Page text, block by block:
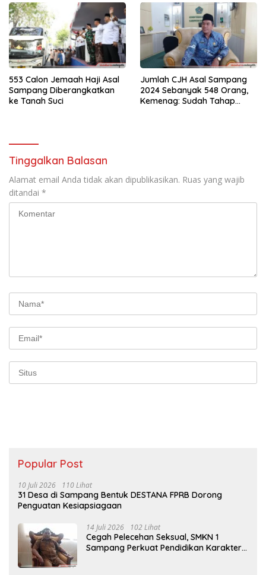
553 Calon Jemaah Haji Asal
Sampang Diberangkatkan
ke Tanah Suci
Jumlah CJH Asal Sampang
2024 Sebanyak 548 Orang,
Kemenag: Sudah Tahap
Tinggalkan Balasan
Alamat email Anda tidak akan dipublikasikan. Ruas yang wajib
ditandai *
Popular Post
10 Juli 2026 110 Lihat
31 Desa di Sampang Bentuk DESTANA FPRB Dorong
Penguatan Kesiapsiagaan
14 Juli 2026 102 Lihat
Cegah Pelecehan Seksual, SMKN 1
Sampang Perkuat Pendidikan Karakter